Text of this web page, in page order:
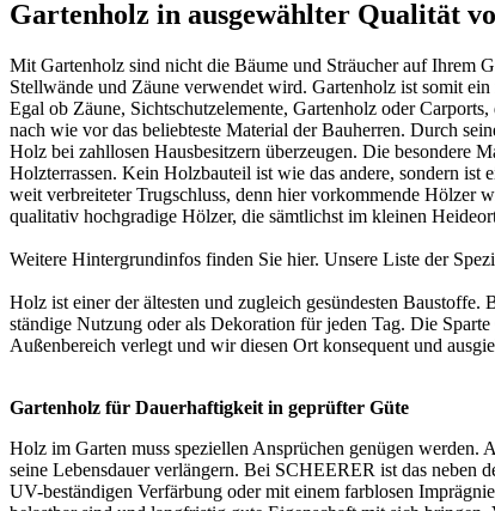
Gartenholz in ausgewählter Qualität
Mit Gartenholz sind nicht die Bäume und Sträucher auf Ihrem
Stellwände und Zäune verwendet wird. Gartenholz ist somit
Egal ob Zäune, Sichtschutzelemente, Gartenholz oderCarports,
nach wie vor das beliebteste Material der Bauherren. Durch
Holz bei zahllosen Hausbesitzern überzeugen. Die besondere
Holzterrassen. Kein Holzbauteil ist wie das andere, sondern ist
weit verbreiteter Trugschluss, denn hier vorkommende Hölzer
qualitativ hochgradige Hölzer, die sämtlichst im kleinen
Weitere Hintergrundinfos finden Sie hier. Unsere Liste der
Holz ist einer der ältesten und zugleich gesündesten
ständige Nutzung oder als Dekoration für jeden Tag. Die
Außenbereich verlegt und wir diesen Ort konsequent und
Gartenholz für Dauerhaftigkeit in geprüfter Güte
Holz im Garten muss speziellen Ansprüchen genügen werden.
seine Lebensdauer verlängern. Bei SCHEERER ist das
UV-beständigen Verfärbung oder mit einem farblosen